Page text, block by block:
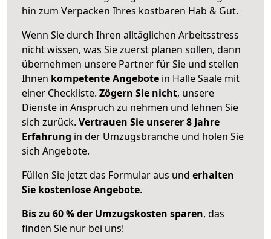
hin zum Verpacken Ihres kostbaren Hab & Gut.
Wenn Sie durch Ihren alltäglichen Arbeitsstress
nicht wissen, was Sie zuerst planen sollen, dann
übernehmen unsere Partner für Sie und stellen
Ihnen kompetente Angebote in Halle Saale mit
einer Checkliste. Zögern Sie nicht, unsere
Dienste in Anspruch zu nehmen und lehnen Sie
sich zurück. Vertrauen Sie unserer 8 Jahre
Erfahrung in der Umzugsbranche und holen Sie
sich Angebote.
Füllen Sie jetzt das Formular aus und erhalten
Sie kostenlose Angebote.
Bis zu 60 % der Umzugskosten sparen, das
finden Sie nur bei uns!